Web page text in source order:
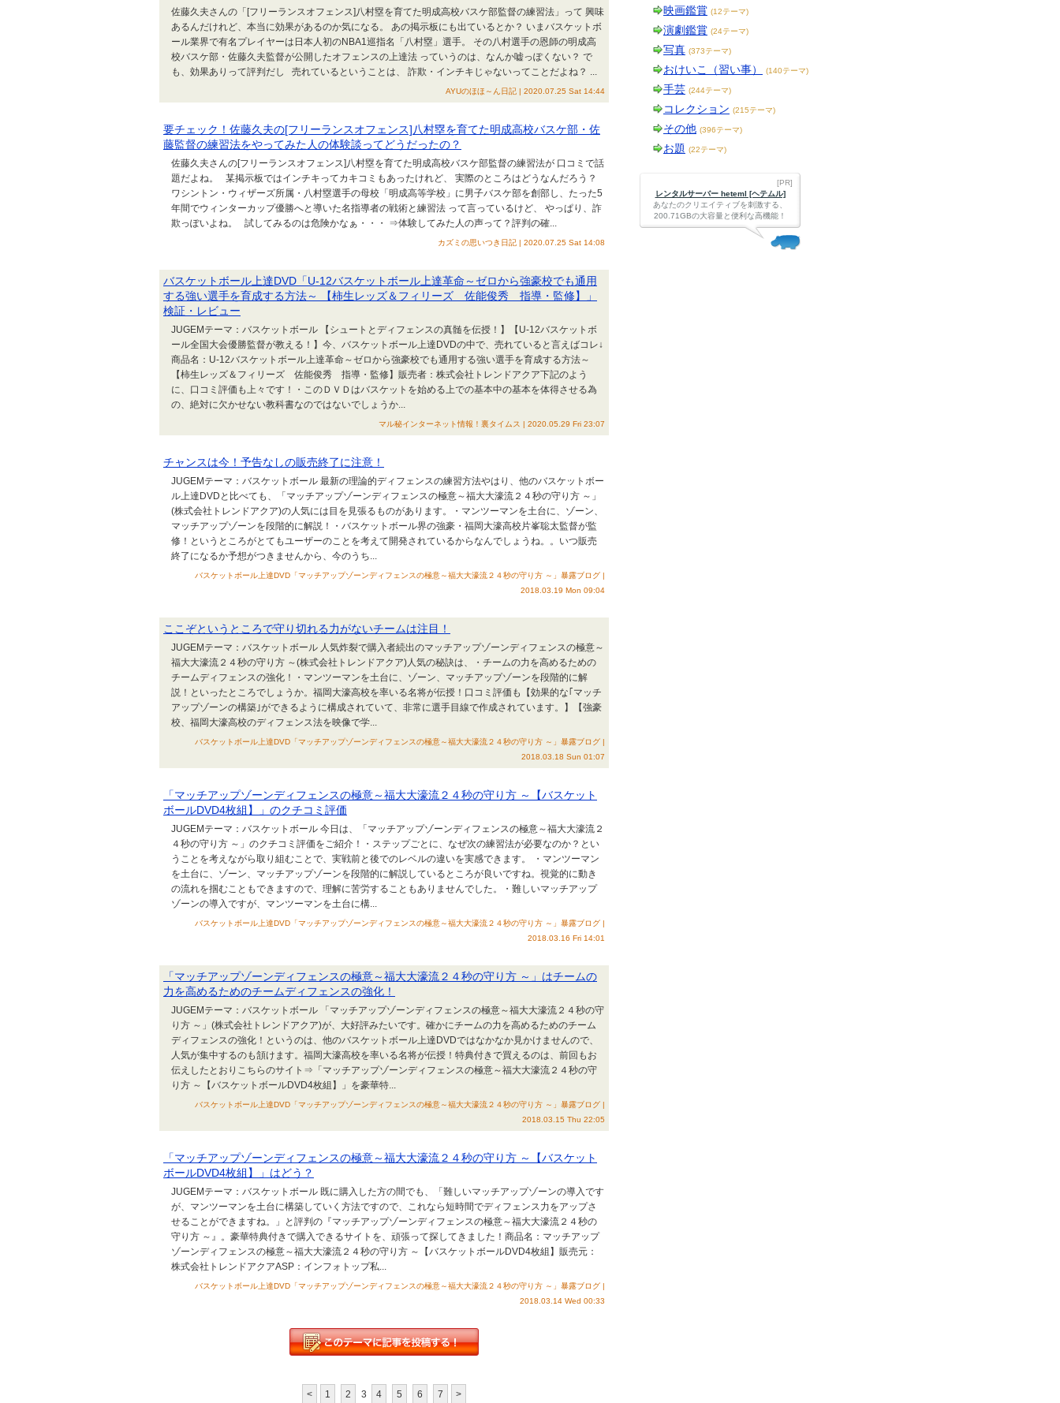
佐藤久夫さんの「[フリーランスオフェンス]八村塁を育てた明成高校バスケ部監督の練習法」って 興味
あるんだけれど、本当に効果があるのか気になる。 あの掲示板にも出ているとか？ いまバスケットボ
ール業界で有名プレイヤーは日本人初のNBA1巡指名「八村塁」選手。 その八村選手の恩師の明成高
校バスケ部・佐藤久夫監督が公開したオフェンスの上達法 っていうのは、なんか嘘っぽくない？ で
も、効果ありって評判だし 売れているということは、 詐欺・インチキじゃないってことだよね？ ...
AYUのほほ～ん日記 | 2020.07.25 Sat 14:44
要チェック！佐藤久夫の[フリーランスオフェンス]八村塁を育てた明成高校バスケ部・佐
藤監督の練習法をやってみた人の体験談ってどうだったの？
佐藤久夫さんの[フリーランスオフェンス]八村塁を育てた明成高校バスケ部監督の練習法が 口コミで話
題だよね。 某掲示板ではインチキってカキコミもあったけれど、 実際のところはどうなんだろう？
ワシントン・ウィザーズ所属・八村塁選手の母校「明成高等学校」に男子バスケ部を創部し、たった5
年間でウィンターカップ優勝へと導いた名指導者の戦術と練習法 って言っているけど、 やっぱり、詐
欺っぽいよね。 試してみるのは危険かなぁ・・・ ⇒体験してみた人の声って？評判の確...
カズミの思いつき日記 | 2020.07.25 Sat 14:08
バスケットボール上達DVD「U-12バスケットボール上達革命～ゼロから強豪校でも通用
する強い選手を育成する方法～ 【柿生レッズ＆フィリーズ 佐能俊秀 指導・監修】」
検証・レビュー
JUGEMテーマ：バスケットボール 【シュートとディフェンスの真髄を伝授！】【U-12バスケットボ
ール全国大会優勝監督が教える！】今、バスケットボール上達DVDの中で、売れていると言えばコレ↓
商品名：U-12バスケットボール上達革命～ゼロから強豪校でも通用する強い選手を育成する方法～
【柿生レッズ＆フィリーズ 佐能俊秀 指導・監修】販売者：株式会社トレンドアクア下記のよう
に、口コミ評価も上々です！・このＤＶＤはバスケットを始める上での基本中の基本を体得させる為
の、絶対に欠かせない教科書なのではないでしょうか...
マル秘インターネット情報！裏タイムス | 2020.05.29 Fri 23:07
チャンスは今！予告なしの販売終了に注意！
JUGEMテーマ：バスケットボール 最新の理論的ディフェンスの練習方法やはり、他のバスケットボー
ル上達DVDと比べても、「マッチアップゾーンディフェンスの極意～福大大濠流２４秒の守り方 ～」
(株式会社トレンドアクア)の人気には目を見張るものがあります。・マンツーマンを土台に、ゾーン、
マッチアップゾーンを段階的に解説！・バスケットボール界の強豪・福岡大濠高校片峯聡太監督が監
修！というところがとてもユーザーのことを考えて開発されているからなんでしょうね。。いつ販売
終了になるか予想がつきませんから、今のうち...
バスケットボール上達DVD「マッチアップゾーンディフェンスの極意～福大大濠流２４秒の守り方 ～」暴露ブログ |
2018.03.19 Mon 09:04
ここぞというところで守り切れる力がないチームは注目！
JUGEMテーマ：バスケットボール 人気炸裂で購入者続出のマッチアップゾーンディフェンスの極意～
福大大濠流２４秒の守り方 ～(株式会社トレンドアクア)人気の秘訣は、・チームの力を高めるための
チームディフェンスの強化！・マンツーマンを土台に、ゾーン、マッチアップゾーンを段階的に解
説！といったところでしょうか。福岡大濠高校を率いる名将が伝授！口コミ評価も【効果的な｢マッチ
アップゾーンの構築｣ができるように構成されていて、非常に選手目線で作成されています。】【強豪
校、福岡大濠高校のディフェンス法を映像で学...
バスケットボール上達DVD「マッチアップゾーンディフェンスの極意～福大大濠流２４秒の守り方 ～」暴露ブログ |
2018.03.18 Sun 01:07
「マッチアップゾーンディフェンスの極意～福大大濠流２４秒の守り方 ～【バスケット
ボールDVD4枚組】」のクチコミ評価
JUGEMテーマ：バスケットボール 今日は、「マッチアップゾーンディフェンスの極意～福大大濠流２
４秒の守り方 ～」のクチコミ評価をご紹介！・ステップごとに、なぜ次の練習法が必要なのか？とい
うことを考えながら取り組むことで、実戦前と後でのレベルの違いを実感できます。 ・マンツーマン
を土台に、ゾーン、マッチアップゾーンを段階的に解説しているところが良いですね。視覚的に動き
の流れを掴むこともできますので、理解に苦労することもありませんでした。・難しいマッチアップ
ゾーンの導入ですが、マンツーマンを土台に構...
バスケットボール上達DVD「マッチアップゾーンディフェンスの極意～福大大濠流２４秒の守り方 ～」暴露ブログ |
2018.03.16 Fri 14:01
「マッチアップゾーンディフェンスの極意～福大大濠流２４秒の守り方 ～」はチームの
力を高めるためのチームディフェンスの強化！
JUGEMテーマ：バスケットボール 「マッチアップゾーンディフェンスの極意～福大大濠流２４秒の守
り方 ～」(株式会社トレンドアクア)が、大好評みたいです。確かにチームの力を高めるためのチーム
ディフェンスの強化！というのは、他のバスケットボール上達DVDではなかなか見かけませんので、
人気が集中するのも頷けます。福岡大濠高校を率いる名将が伝授！特典付きで買えるのは、前回もお
伝えしたとおりこちらのサイト⇒「マッチアップゾーンディフェンスの極意～福大大濠流２４秒の守
り方 ～【バスケットボールDVD4枚組】」を豪華特...
バスケットボール上達DVD「マッチアップゾーンディフェンスの極意～福大大濠流２４秒の守り方 ～」暴露ブログ |
2018.03.15 Thu 22:05
「マッチアップゾーンディフェンスの極意～福大大濠流２４秒の守り方 ～【バスケット
ボールDVD4枚組】」はどう？
JUGEMテーマ：バスケットボール 既に購入した方の間でも、「難しいマッチアップゾーンの導入です
が、マンツーマンを土台に構築していく方法ですので、これなら短時間でディフェンス力をアップさ
せることができますね。」と評判の『マッチアップゾーンディフェンスの極意～福大大濠流２４秒の
守り方 ～』。豪華特典付きで購入できるサイトを、頑張って探してきました！商品名：マッチアップ
ゾーンディフェンスの極意～福大大濠流２４秒の守り方 ～【バスケットボールDVD4枚組】販売元：
株式会社トレンドアクアASP：インフォトップ私...
バスケットボール上達DVD「マッチアップゾーンディフェンスの極意～福大大濠流２４秒の守り方 ～」暴露ブログ |
2018.03.14 Wed 00:33
< 1 2 3 4 5 6 7 >
映画鑑賞 (12テーマ)
演劇鑑賞 (24テーマ)
写真 (373テーマ)
おけいこ（習い事） (140テーマ)
手芸 (244テーマ)
コレクション (215テーマ)
その他 (396テーマ)
お題 (22テーマ)
[PR]
レンタルサーバー heteml [ヘテムル]
あなたのクリエイティブを刺激する、
200.71GBの大容量と便利な高機能！